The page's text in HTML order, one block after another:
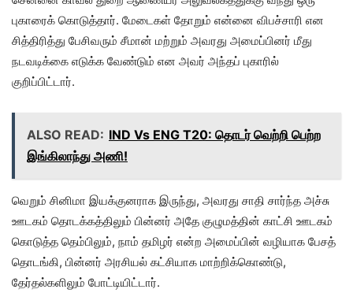
புகாரைக் கொடுத்தார். மேடைகள் தோறும் என்னை விபச்சாரி என
சித்திரித்து பேசிவரும் சீமான் மற்றும் அவரது அமைப்பினர் மீது
நடவடிக்கை எடுக்க வேண்டும் என அவர் அந்தப் புகாரில்
குறிப்பிட்டார்.
ALSO READ: IND Vs ENG T20: தொடர் வெற்றி பெற்ற
இங்கிலாந்து அணி!
வெறும் சினிமா இயக்குனராக இருந்து, அவரது சாதி சார்ந்த அச்சு
ஊடகம் தொடக்கத்திலும் பின்னர் அதே குழுமத்தின் காட்சி ஊடகம்
கொடுத்த தெம்பிலும், நாம் தமிழர் என்ற அமைப்பின் வழியாக பேசத்
தொடங்கி, பின்னர் அரசியல் கட்சியாக மாற்றிக்கொண்டு,
தேர்தல்களிலும் போட்டியிட்டார்.